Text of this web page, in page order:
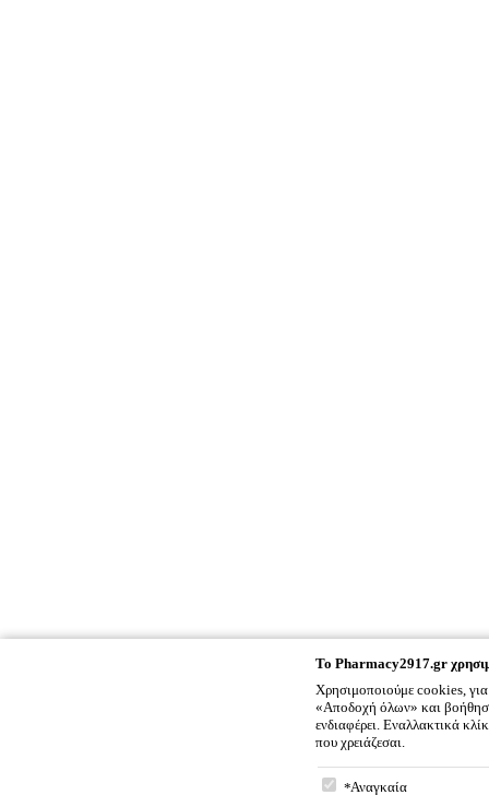
To Pharmacy2917.gr
Χρησιμοποιούμε cookies,
«Αποδοχή όλων» και
ενδιαφέρει. Εναλλακτικά
που χρειάζεσαι.
To
Αναγκαία